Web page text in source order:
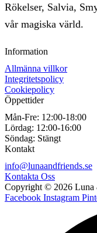
Rökelser, Salvia,
vår magiska värld.
Information
Allmänna villkor
Integritetspolicy
Cookiepolicy
Öppettider
Mån-Fre: 12:00-18:00
Lördag: 12:00-16:00
Söndag: Stängt
Kontakt
info@lunaandfriends.se
Kontakta Oss
Copyright © 2026 Luna
Facebook Instagram